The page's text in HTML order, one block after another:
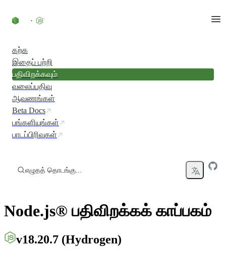
கற்க
இதைப் பற்றி
பதிவிறக்கவும்
வலைப்பதிவு
ஆவணங்கள்
Beta Docs
பங்களியுங்கள்
பாடப்பிரிவுகள்
எழுதத் தொடங்கு...
Node.js® பதிவிறக்கக் காப்பகம்
v18.20.7 (Hydrogen)